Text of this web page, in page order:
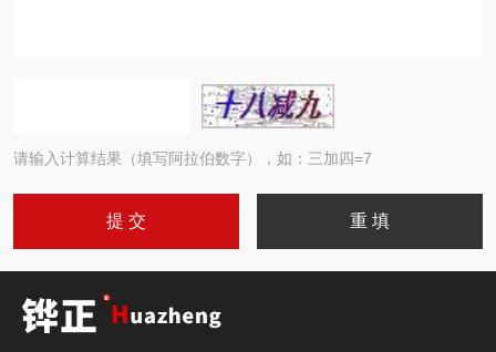
请输入计算结果（填写阿拉伯数字），如：三加四=7